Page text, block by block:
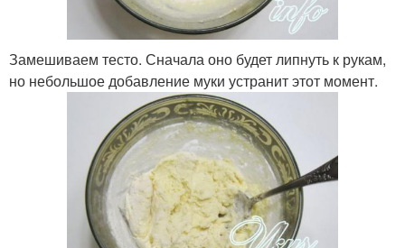
Замешиваем тесто. Сначала оно будет липнуть к рукам,
но небольшое добавление муки устранит этот момент.